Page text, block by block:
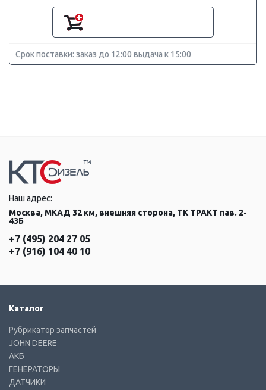
Срок поставки: заказ до 12:00 выдача к 15:00
Наш адрес:
Москва, МКАД 32 км, внешняя сторона, ТК ТРАКТ пав. 2-
43Б
+7 (495) 204 27 05
+7 (916) 104 40 10
Каталог
Рубрикатор запчастей
JOHN DEERE
АКБ
ГЕНЕРАТОРЫ
ДАТЧИКИ